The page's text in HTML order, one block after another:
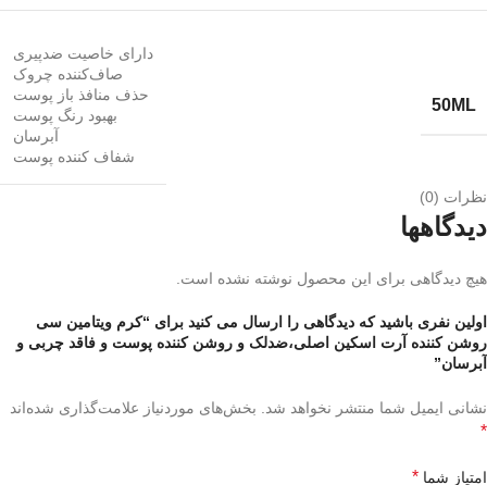
50ML
دارای خاصیت ضدپیری
صاف‌کننده چروک
حذف منافذ باز پوست
بهبود رنگ پوست
آبرسان
شفاف کننده پوست
نظرات (0)
دیدگاهها
هیچ دیدگاهی برای این محصول نوشته نشده است.
اولین نفری باشید که دیدگاهی را ارسال می کنید برای “کرم ویتامین سی
روشن کننده آرت اسکین اصلی،ضدلک و روشن کننده پوست و فاقد چربی و
آبرسان”
نشانی ایمیل شما منتشر نخواهد شد. بخش‌های موردنیاز علامت‌گذاری شده‌اند
*
امتیاز شما *